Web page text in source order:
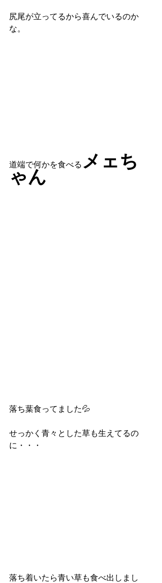
尻尾が立ってるから喜んでいるのか
な。
道端で何かを食べる メェち
ゃん
落ち葉食ってました💦
せっかく青々とした草も生えてるの
に・・・
落ち着いたら青い草も食べ出しまし